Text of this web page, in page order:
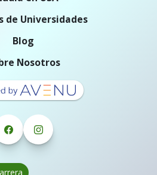
de Universidades
Blog
Nosotros